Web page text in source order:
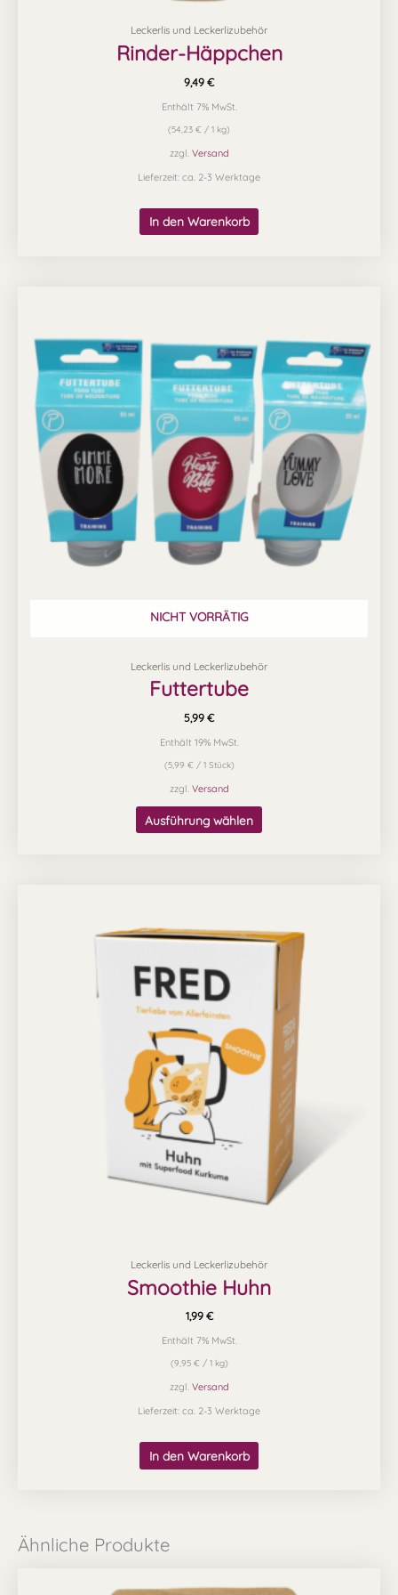
Leckerlis und Leckerlizubehör
Rinder-Häppchen
9,49 €
Enthält 7% MwSt.
(54,23 € / 1 kg)
zzgl. Versand
Lieferzeit: ca. 2-3 Werktage
In den Warenkorb
NICHT VORRÄTIG
Leckerlis und Leckerlizubehör
Futtertube
5,99 €
Enthält 19% MwSt.
(5,99 € / 1 Stück)
zzgl. Versand
Ausführung wählen
weist
mehrere
Varianten
auf.
Die
Optionen
können
auf
Produktseite
Leckerlis und Leckerlizubehör
Smoothie Huhn
1,99 €
Enthält 7% MwSt.
(9,95 € / 1 kg)
zzgl. Versand
Lieferzeit: ca. 2-3 Werktage
In den Warenkorb
Ähnliche Produkte
2,49 €